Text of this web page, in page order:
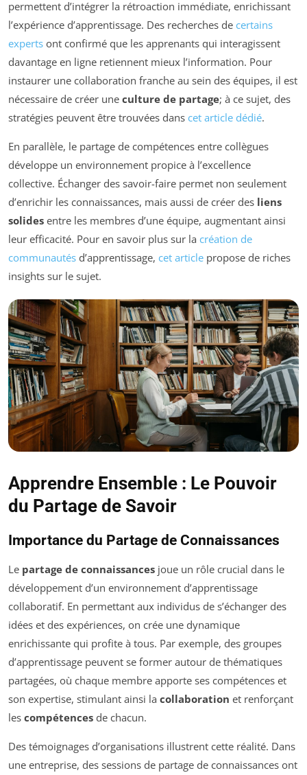
permettent d’intégrer la rétroaction immédiate, enrichissant
l’expérience d’apprentissage. Des recherches de certains
experts ont confirmé que les apprenants qui interagissent
davantage en ligne retiennent mieux l’information. Pour
instaurer une collaboration franche au sein des équipes, il est
nécessaire de créer une culture de partage; à ce sujet, des
stratégies peuvent être trouvées dans cet article dédié.
En parallèle, le partage de compétences entre collègues
développe un environnement propice à l’excellence
collective. Échanger des savoir-faire permet non seulement
d’enrichir les connaissances, mais aussi de créer des liens
solides entre les membres d’une équipe, augmentant ainsi
leur efficacité. Pour en savoir plus sur la création de
communautés d’apprentissage, cet article propose de riches
insights sur le sujet.
Apprendre Ensemble : Le Pouvoir
du Partage de Savoir
Importance du Partage de Connaissances
Le partage de connaissances joue un rôle crucial dans le
développement d’un environnement d’apprentissage
collaboratif. En permettant aux individus de s’échanger des
idées et des expériences, on crée une dynamique
enrichissante qui profite à tous. Par exemple, des groupes
d’apprentissage peuvent se former autour de thématiques
partagées, où chaque membre apporte ses compétences et
son expertise, stimulant ainsi la collaboration et renforçant
les compétences de chacun.
Des témoignages d’organisations illustrent cette réalité. Dans
une entreprise, des sessions de partage de connaissances ont